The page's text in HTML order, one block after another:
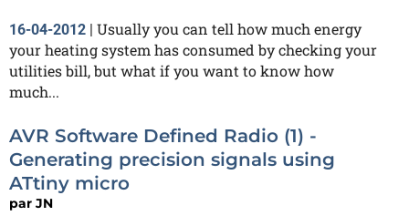
16-04-2012 | Usually you can tell how much energy
your heating system has consumed by checking your
utilities bill, but what if you want to know how
much...
AVR Software Defined Radio (1) -
Generating precision signals using
ATtiny micro
par JN